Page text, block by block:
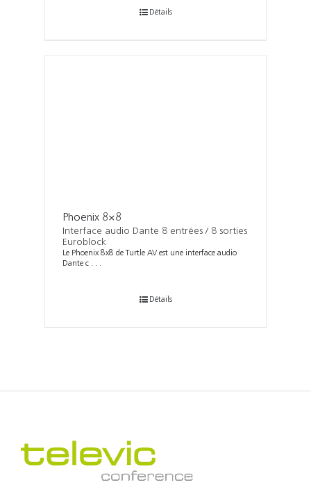
Détails
Phoenix 8×8
Interface audio Dante 8 entrées / 8 sorties
Euroblock
Le Phoenix 8x8 de Turtle AV est une interface audio
Dante c . . .
Détails